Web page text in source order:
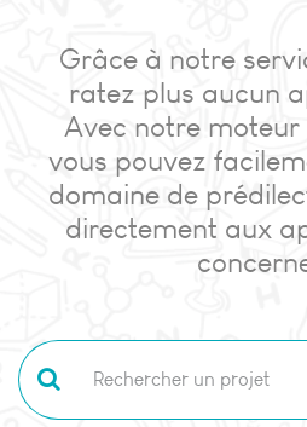
Grâce à notre
ratez plus aucun
Avec notre moteur
vous pouvez
domaine de
directement aux